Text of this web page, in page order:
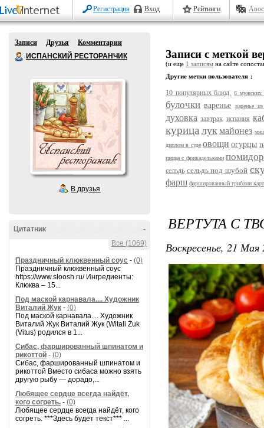
Регистрация Вход Рейтинги
Записи Друзья
Комментарии
ИСПАНСКИЙ РЕСТОРАНЧИК
В друзья
-
Цитатник
Все (1069)
Праздничный клюквенный соус - (0)
Праздничный клюквенный соус
https://www.sloosh.ru/ Ингредиенты:
Клюква – 15...
Под маской карнавала.... Художник
Виталий Жук - (0)
Под маской карнавала.... Художник
Виталий Жук Виталий Жук (Witali Żuk
(Vitus) родился в 1...
Сибас, фаршированный шпинатом и
рикоттой - (0)
Сибас, фаршированный шпинатом и
рикоттой Вместо сибаса можно взять
другую рыбу — дорадо,...
Любящее сердце всегда найдёт,
кого согреть. - (0)
Любящее сердце всегда найдёт, кого
согреть. ***Здесь будет текст*** ...
Записи с меткой
(и еще 1 записям на сайте
Другие метки пользователя ↓
10 популярных блюд. 6 мужских
булочки варенье варенье
духовка завтрак испания
курица лук майонез
диплом в суде овощи огурцы
пицца с фрикадельками
сельдь сельдь под шубой
фарш фаршированный грибами
ВЕРТУТА С
Воскресенье, 21